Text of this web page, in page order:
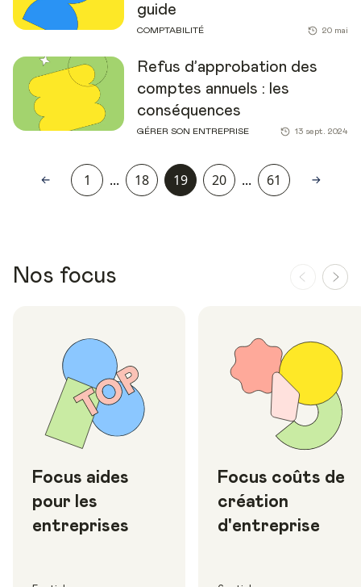
guide
COMPTABILITÉ 20 mai
Refus d’approbation des
comptes annuels : les
conséquences
GÉRER SON ENTREPRISE 13 sept. 2024
1 ... 18 19 20 ... 61
Nos focus
Focus aides
pour les
entreprises
Focus coûts de
création
d'entreprise